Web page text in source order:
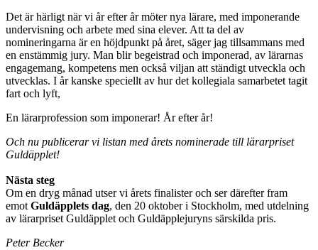
Det är härligt när vi år efter år möter nya lärare, med imponerande
undervisning och arbete med sina elever. Att ta del av
nomineringarna är en höjdpunkt på året, säger jag tillsammans med
en enstämmig jury. Man blir begeistrad och imponerad, av lärarnas
engagemang, kompetens men också viljan att ständigt utveckla och
utvecklas. I år kanske speciellt av hur det kollegiala samarbetet tagit
fart och lyft,
En lärarprofession som imponerar! År efter år!
Och nu publicerar vi listan med årets nominerade till lärarpriset
Guldäpplet!
Nästa steg
Om en dryg månad utser vi årets finalister och ser därefter fram
emotGuldäpplets dag, den 20 oktober i Stockholm, med utdelning
av lärarpriset Guldäpplet och Guldäpplejuryns särskilda pris.
Peter Becker